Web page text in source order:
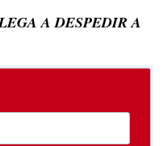
A DESPEDIR A